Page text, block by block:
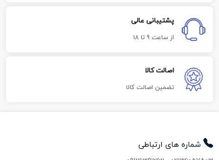
پشتیبانی عالی
از ساعت 9 تا 18
اصالت کالا
تضمین اصالت کالا
شماره های ارتباطی